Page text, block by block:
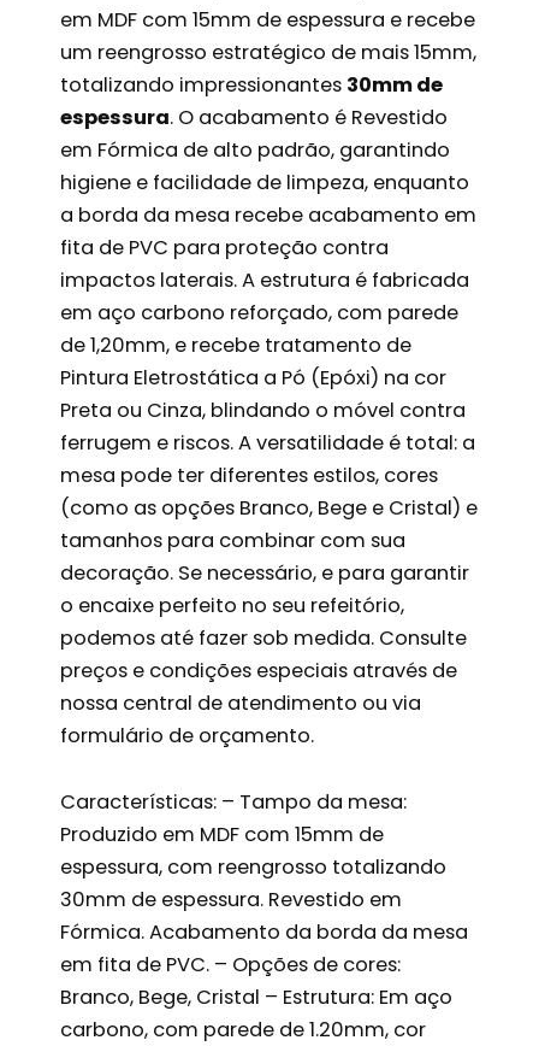
em MDF com 15mm de espessura e recebe
um reengrosso estratégico de mais 15mm,
totalizando impressionantes 30mm de
espessura. O acabamento é Revestido
em Fórmica de alto padrão, garantindo
higiene e facilidade de limpeza, enquanto
a borda da mesa recebe acabamento em
fita de PVC para proteção contra
impactos laterais. A estrutura é fabricada
em aço carbono reforçado, com parede
de 1,20mm, e recebe tratamento de
Pintura Eletrostática a Pó (Epóxi) na cor
Preta ou Cinza, blindando o móvel contra
ferrugem e riscos. A versatilidade é total: a
mesa pode ter diferentes estilos, cores
(como as opções Branco, Bege e Cristal) e
tamanhos para combinar com sua
decoração. Se necessário, e para garantir
o encaixe perfeito no seu refeitório,
podemos até fazer sob medida. Consulte
preços e condições especiais através de
nossa central de atendimento ou via
formulário de orçamento.
Características: – Tampo da mesa:
Produzido em MDF com 15mm de
espessura, com reengrosso totalizando
30mm de espessura. Revestido em
Fórmica. Acabamento da borda da mesa
em fita de PVC. – Opções de cores:
Branco, Bege, Cristal – Estrutura: Em aço
carbono, com parede de 1.20mm, cor